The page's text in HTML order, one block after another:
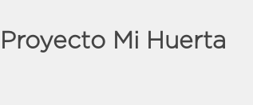
Proyecto Mi Huerta